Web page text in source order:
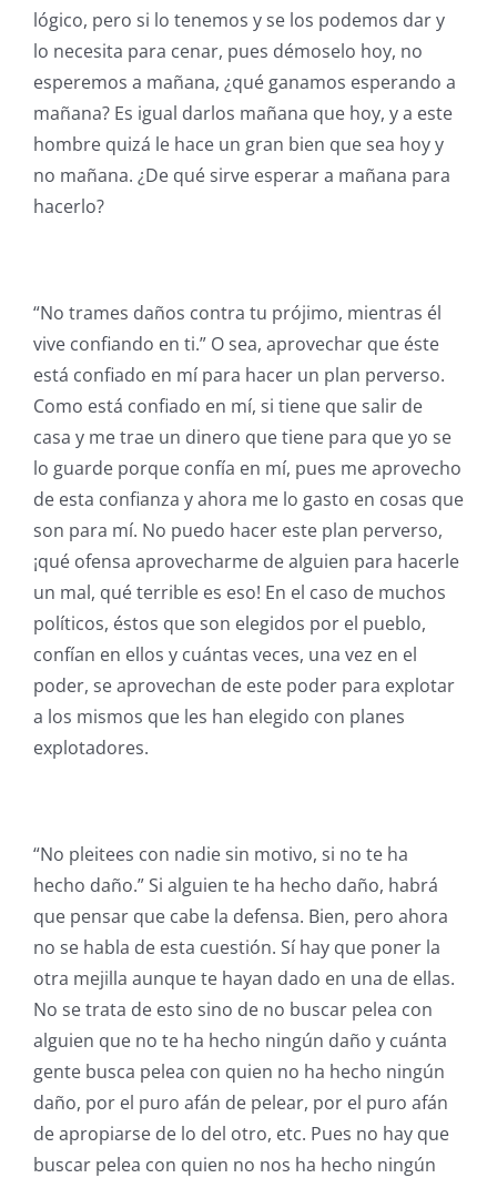
lógico, pero si lo tenemos y se los podemos dar y
lo necesita para cenar, pues démoselo hoy, no
esperemos a mañana, ¿qué ganamos esperando a
mañana? Es igual darlos mañana que hoy, y a este
hombre quizá le hace un gran bien que sea hoy y
no mañana. ¿De qué sirve esperar a mañana para
hacerlo?
“No trames daños contra tu prójimo, mientras él
vive confiando en ti.” O sea, aprovechar que éste
está confiado en mí para hacer un plan perverso.
Como está confiado en mí, si tiene que salir de
casa y me trae un dinero que tiene para que yo se
lo guarde porque confía en mí, pues me aprovecho
de esta confianza y ahora me lo gasto en cosas que
son para mí. No puedo hacer este plan perverso,
¡qué ofensa aprovecharme de alguien para hacerle
un mal, qué terrible es eso! En el caso de muchos
políticos, éstos que son elegidos por el pueblo,
confían en ellos y cuántas veces, una vez en el
poder, se aprovechan de este poder para explotar
a los mismos que les han elegido con planes
explotadores.
“No pleitees con nadie sin motivo, si no te ha
hecho daño.” Si alguien te ha hecho daño, habrá
que pensar que cabe la defensa. Bien, pero ahora
no se habla de esta cuestión. Sí hay que poner la
otra mejilla aunque te hayan dado en una de ellas.
No se trata de esto sino de no buscar pelea con
alguien que no te ha hecho ningún daño y cuánta
gente busca pelea con quien no ha hecho ningún
daño, por el puro afán de pelear, por el puro afán
de apropiarse de lo del otro, etc. Pues no hay que
buscar pelea con quien no nos ha hecho ningún